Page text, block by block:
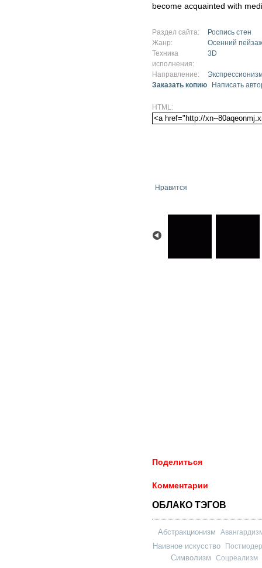
become acquainted with
Раздел сайта:
Роспись стен
Жанр:
Осенний
Техника
исполнения:
3D
Направление:
Заказать копию
Написать
HTML:
Нравится
Поделиться
Комментарии
ОБЛАКО ТЭГОВ
Абстракционизм
Наивное искусство
Символизм Соцреализм